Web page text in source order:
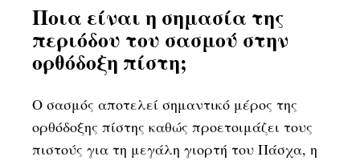
Ποια είναι η σημασία της
περιόδου του σασμού στην
ορθόδοξη πίστη;
Ο σασμός αποτελεί σημαντικό μέρος της
ορθόδοξης πίστης καθώς προετοιμάζει τους
πιστούς για τη μεγάλη γιορτή του Πάσχα, η